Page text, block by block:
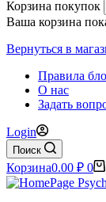
Корзина покупок
Ваша корзина
Вернуться в
Правила
О нас
Задать
Login
Поиск
Корзина0.00 ₽ 0